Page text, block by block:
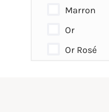
Marron
Or
Or Rosé